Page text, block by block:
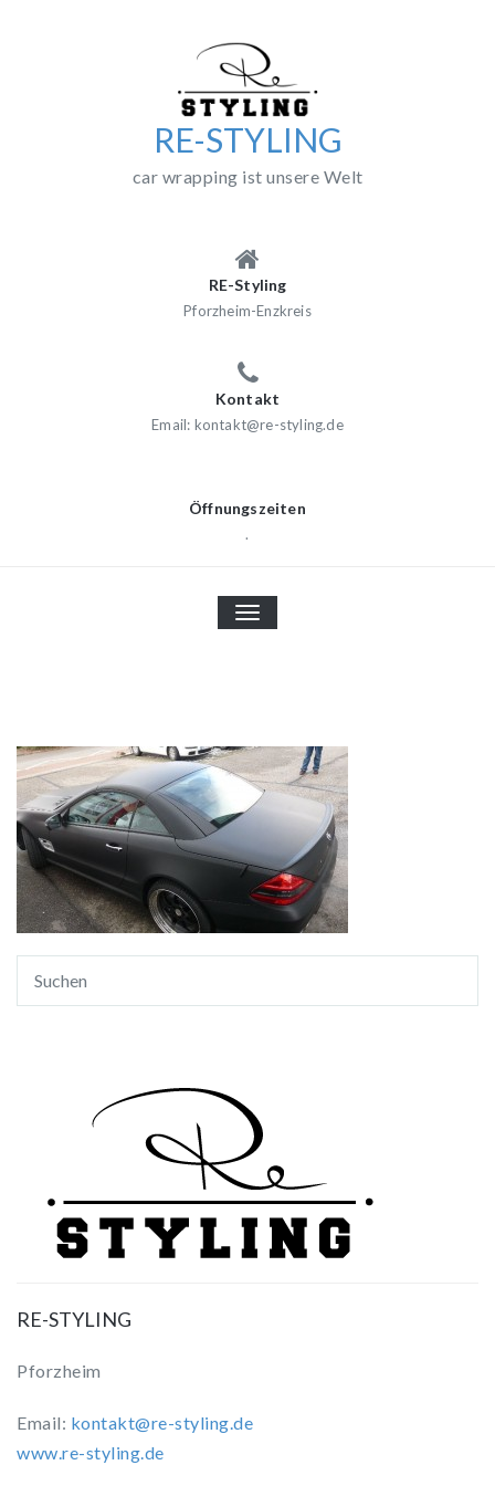
RE-STYLING
car wrapping ist unsere Welt
RE-Styling
Pforzheim-Enzkreis
Kontakt
Email: kontakt@re-styling.de
Öffnungszeiten
.
TOGGLE
NAVIGATION
RE-STYLING
Pforzheim
Email: kontakt@re-styling.de
www.re-styling.de